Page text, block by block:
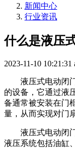
新闻中心
行业资讯
什么是液压
2023-11-10 10:21:31
液压式电动闭
的设备，它通过液
备通常被安装在门
量，从而实现对门
液压式电动闭
液压系统包括油缸